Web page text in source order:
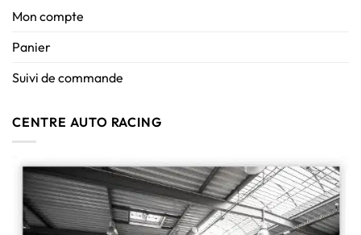
Mon compte
Panier
Suivi de commande
CENTRE AUTO RACING